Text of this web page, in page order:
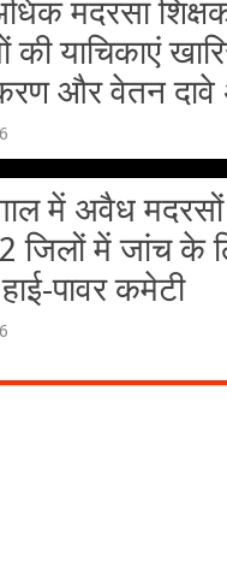
मदरसा
की याचिकाएं
और वेतन दावे
में अवैध मदरसों
जिलों में जांच के
पावर कमेटी